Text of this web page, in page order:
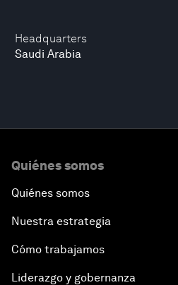
Headquarters
Saudi Arabia
Quiénes somos
Quiénes somos
Nuestra estrategia
Cómo trabajamos
Liderazgo y gobernanza